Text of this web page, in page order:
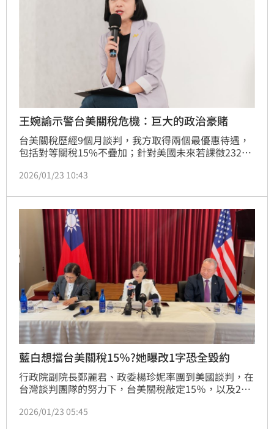
王婉諭示警台美關稅危機：巨大的政治豪賭
台美關稅歷經9個月談判，我方取得兩個最優惠待遇，
包括對等關稅15%不疊加；針對美國未來若課徵232半
遇。不過，時代力量黨主席王婉諭提醒，台美關稅談
豪賭」。
2026/01/23 10:43
藍白想擋台美關稅15％?她曝改1字恐全毀約
行政院副院長鄭麗君、政委楊珍妮率團到美國談判，在
台灣談判團隊的努力下，台美關稅敲定15％，以及232
紫光奇遊團成員許美華表示，藍白想針對台美關稅協定
2026/01/23 05:45